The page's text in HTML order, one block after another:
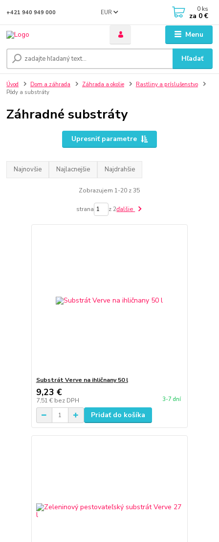
Menu
EUR
Hľadať
+421 940 949 000 0 ks
za 0 €
Úvod Dom a záhrada Záhrada a okolie
Rastliny a príslušenstvo
Pôdy a substráty
Záhradné substráty
Upresniť parametre
Najnovšie Najlacnejšie Najdrahšie
Zobrazujem 1-20 z 35
strana z 2ďalšie
Substrát Verve na ihličnany 50 l
9,23 €
7,51 € bez DPH 3-7 dní
Pridať do košíka